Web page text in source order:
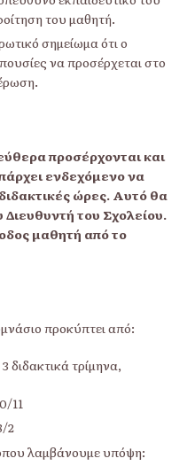
του μαθητή.
σημείωμα ότι ο
να προσέρχεται στο
προσέρχονται και
ενδεχόμενο να
ώρες. Αυτό θα
Διευθυντή του Σχολείου.
μαθητή από το
προκύπτει από:
τρίμηνα,
11
2
λαμβάνουμε υπόψη: